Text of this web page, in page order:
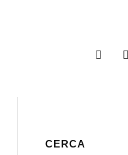
CERCA